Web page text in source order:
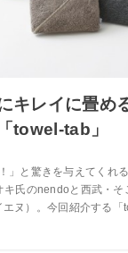
キレイに畳め
towel-tab」
」と驚きを与えてくれ
キ氏のnendoと西武・そ
ヌ）。今回紹介する「